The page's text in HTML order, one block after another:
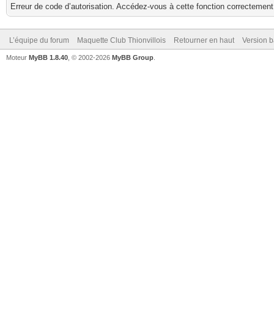
Erreur de code d’autorisation. Accédez-vous à cette fonction
L’équipe du forum Maquette Club Thionvillois Retourner en haut Version
Moteur MyBB 1.8.40 , © 2002-2026 MyBB Group